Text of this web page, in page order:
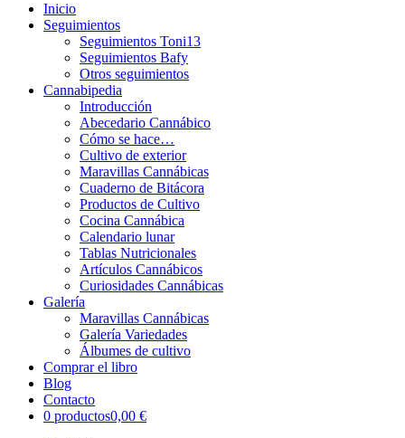
Inicio
Seguimientos
Seguimientos Toni13
Seguimientos Bafy
Otros seguimientos
Cannabipedia
Introducción
Abecedario Cannábico
Cómo se hace…
Cultivo de exterior
Maravillas Cannábicas
Cuaderno de Bitácora
Productos de Cultivo
Cocina Cannábica
Calendario lunar
Tablas Nutricionales
Artículos Cannábicos
Curiosidades Cannábicas
Galería
Maravillas Cannábicas
Galería Variedades
Álbumes de cultivo
Comprar el libro
Blog
Contacto
0 productos0,00 €